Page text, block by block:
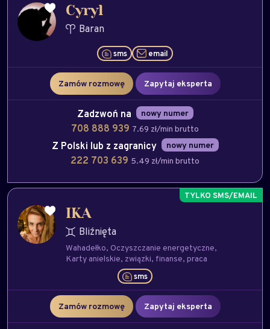
Cyryl
Baran
sms email
Zamów rozmowę Zapytaj eksperta
Zadzwoń na nowy numer
708 888 939 7.69 zł/min brutto
Z Polski lub z zagranicy nowy numer
222 703 639 5.49 zł/min brutto
IKA
Bliźnięta
Wahadełko Oczyszczanie energetyczne
Karty anielskie związki finanse praca
sms
Zamów rozmowę Zapytaj eksperta